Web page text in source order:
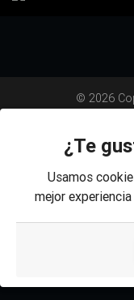
¿Te
Usamos
mejor
© 2026